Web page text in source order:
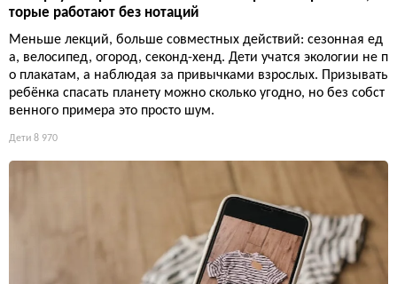
торые работают без нотаций
Меньше лекций, больше совместных действий: сезонная ед
а, велосипед, огород, секонд-хенд. Дети учатся экологии не п
о плакатам, а наблюдая за привычками взрослых. Призывать
ребёнка спасать планету можно сколько угодно, но без собст
венного примера это просто шум.
Дети 8 970